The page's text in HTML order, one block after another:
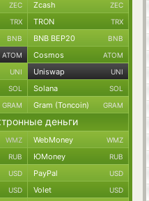
ZEC Zcash ZEC
TRX TRON TRX
BNB BNB BEP20 BNB
ATOM Cosmos ATOM
UNI Uniswap UNI
SOL Solana SOL
GRAM Gram (Toncoin) GRAM
деньги
WMZ WebMoney WMZ
RUB ЮMoney RUB
USD PayPal USD
USD Volet USD